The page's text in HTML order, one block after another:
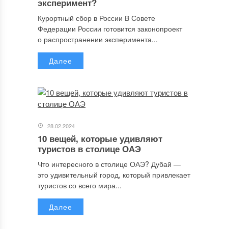
эксперимент?
Курортный сбор в России В Совете
Федерации России готовится законопроект
о распространении эксперимента...
Далее
28.02.2024
10 вещей, которые удивляют
туристов в столице ОАЭ
Что интересного в столице ОАЭ? Дубай —
это удивительный город, который привлекает
туристов со всего мира...
Далее